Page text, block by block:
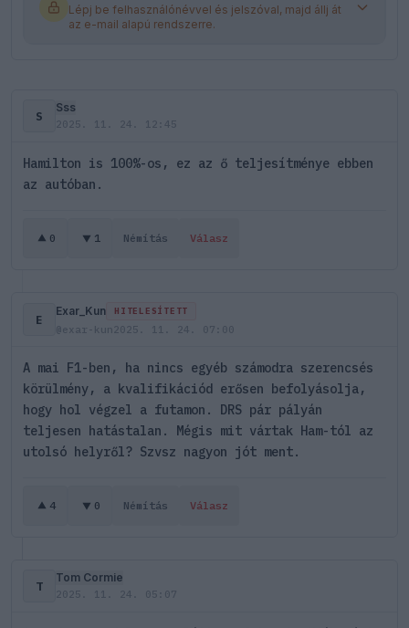
Lépj be felhasználónévvel és jelszóval, majd állj át
az e-mail alapú rendszerre.
S
Sss
2025. 11. 24. 12:45
Hamilton is 100%-os, ez az ő teljesítménye ebben
az autóban.
0 1 Némítás Válasz
E
Exar_Kun HITELESÍTETT
@exar-kun2025. 11. 24. 07:00
A mai F1-ben, ha nincs egyéb számodra szerencsés
körülmény, a kvalifikációd erősen befolyásolja,
hogy hol végzel a futamon. DRS pár pályán
teljesen hatástalan. Mégis mit vártak Ham-tól az
utolsó helyről? Szvsz nagyon jót ment.
4 0 Némítás Válasz
T
Tom Cormie
2025. 11. 24. 05:07